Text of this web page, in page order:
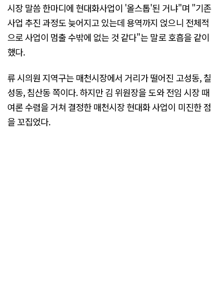
시장 말씀 한마디에 현대화사업이 '올스톱'된 거냐"며 "기존
사업 추진 과정도 늦어지고 있는데 용역까지 얹으니 전체적
으로 사업이 멈출 수밖에 없는 것 같다"는 말로 호흡을 같이
했다.
류 시의원 지역구는 매천시장에서 거리가 떨어진 고성동, 칠
성동, 침산동 쪽이다. 하지만 김 위원장을 도와 전임 시장 때
여론 수렴을 거쳐 결정한 매천시장 현대화 사업이 미진한 점
을 꼬집었다.